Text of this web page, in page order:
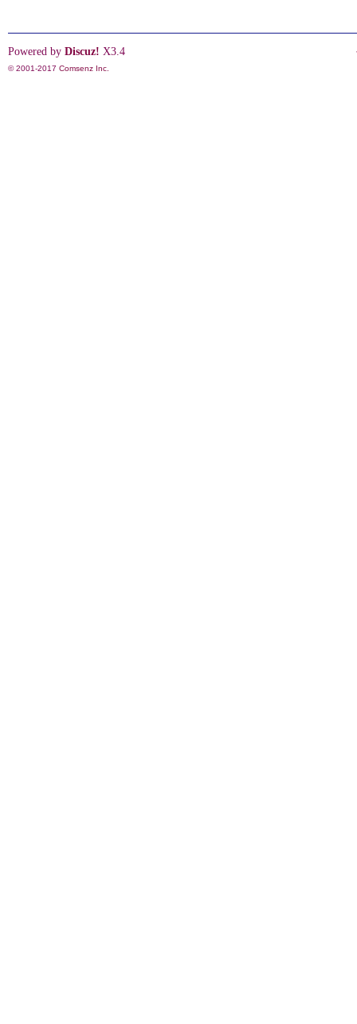
Powered by Discuz! X3.4
© 2001-2017 Comsenz Inc.